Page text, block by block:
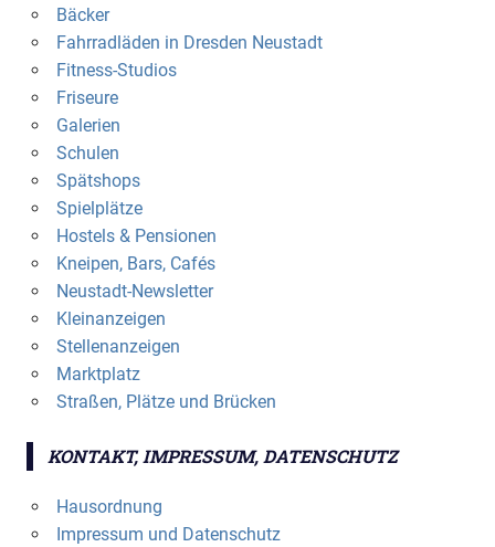
Bäcker
Fahrradläden in Dresden Neustadt
Fitness-Studios
Friseure
Galerien
Schulen
Spätshops
Spielplätze
Hostels & Pensionen
Kneipen, Bars, Cafés
Neustadt-Newsletter
Kleinanzeigen
Stellenanzeigen
Marktplatz
Straßen, Plätze und Brücken
KONTAKT, IMPRESSUM, DATENSCHUTZ
Hausordnung
Impressum und Datenschutz